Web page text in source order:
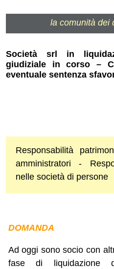
la comunità dei
Società srl in
giudiziale in corso –
eventuale sentenza
Responsabilità
amministratori -
nelle società di persone
DOMANDA
Ad oggi sono socio con
fase di liquidazione